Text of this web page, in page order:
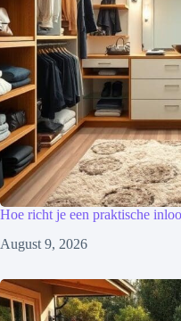
Hoe richt je een praktische
August 9, 2026